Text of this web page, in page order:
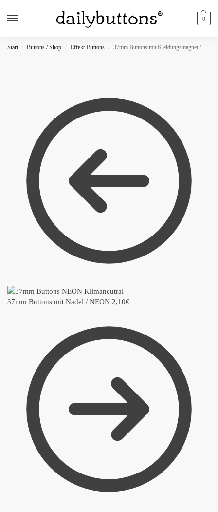
0
Start / Buttons / Shop / Effekt-Buttons / 37mm Buttons mit Kleidungsmagnet / NEON
37mm Buttons mit Nadel / NEON 2,10€